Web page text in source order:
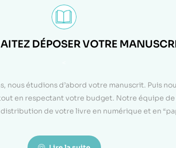
DÉPOSER VOTRE
nous étudions d’abord votre manuscrit. Puis
en respectant votre budget. Notre équipe
de votre livre en numérique et en